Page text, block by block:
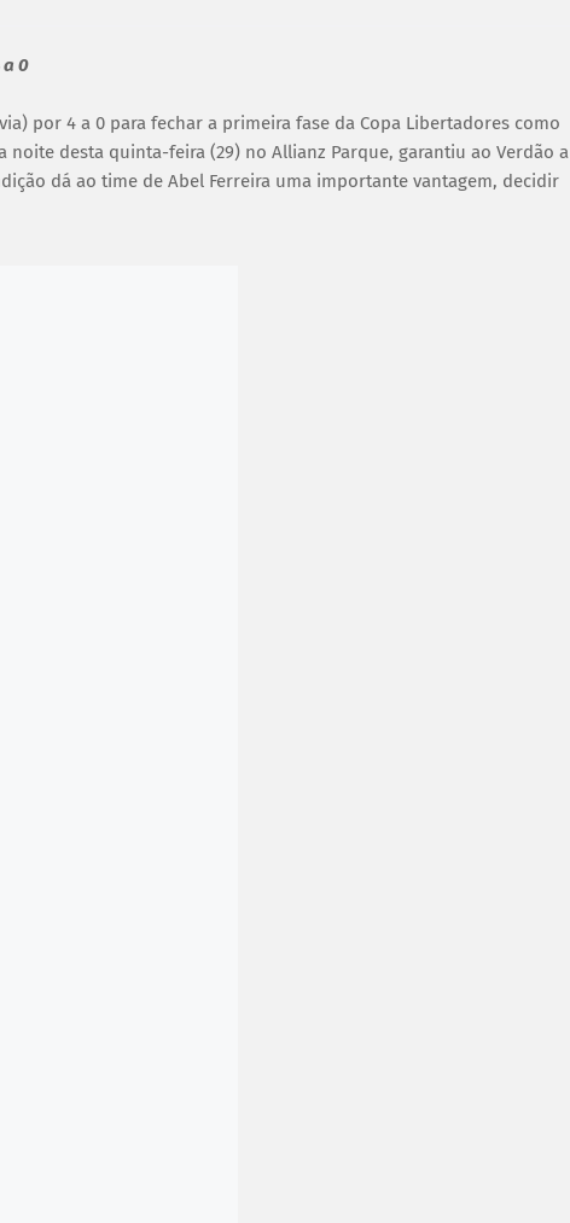
0
por 4 a 0 para fechar a primeira fase da Copa Libertadores como
desta quinta-feira (29) no Allianz Parque, garantiu ao Verdão a
dá ao time de Abel Ferreira uma importante vantagem, decidir